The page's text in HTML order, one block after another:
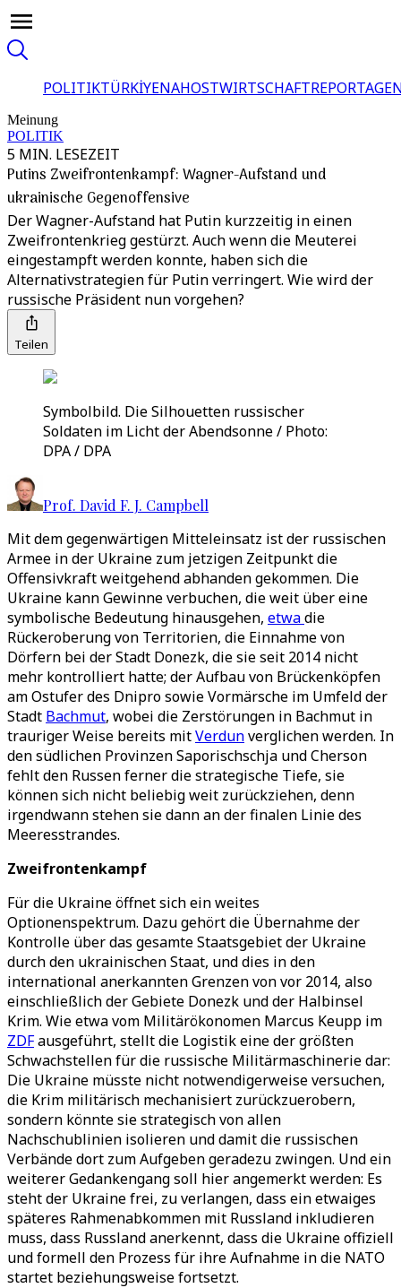
POLITIKTÜRKİYENAHOSTWIRTSCHAFT
Meinung
POLITIK
5 MIN. LESEZEIT
Putins Zweifrontenkampf: Wagner-Aufstand und
ukrainische Gegenoffensive
Der Wagner-Aufstand hat Putin kurzzeitig in einen
Zweifrontenkrieg gestürzt. Auch wenn die Meuterei
eingestampft werden konnte, haben sich die
Alternativstrategien für Putin verringert. Wie wird der
russische Präsident nun vorgehen?
Teilen
Symbolbild. Die Silhouetten russischer
Soldaten im Licht der Abendsonne / Photo:
DPA / DPA
Prof. David F. J. Campbell
Mit dem gegenwärtigen Mitteleinsatz ist der russischen
Armee in der Ukraine zum jetzigen Zeitpunkt die
Offensivkraft weitgehend abhanden gekommen. Die
Ukraine kann Gewinne verbuchen, die weit über eine
symbolische Bedeutung hinausgehen, etwadie
Rückeroberung von Territorien, die Einnahme von
Dörfern bei der Stadt Donezk, die sie seit 2014 nicht
mehr kontrolliert hatte; der Aufbau von Brückenköpfen
am Ostufer des Dnipro sowie Vormärsche im Umfeld der
Stadt Bachmut, wobei die Zerstörungen in Bachmut in
trauriger Weise bereits mitVerdunverglichen werden. In
den südlichen Provinzen Saporischschja und Cherson
fehlt den Russen ferner die strategische Tiefe, sie
können sich nicht beliebig weit zurückziehen, denn
irgendwann stehen sie dann an der finalen Linie des
Meeresstrandes.
Zweifrontenkampf
Für die Ukraine öffnet sich ein weites
Optionenspektrum. Dazu gehört die Übernahme der
Kontrolle über das gesamte Staatsgebiet der Ukraine
durch den ukrainischen Staat, und dies in den
international anerkannten Grenzen von vor 2014, also
einschließlich der Gebiete Donezk und der Halbinsel
Krim. Wie etwa vom Militärökonomen Marcus Keupp im
ZDFausgeführt, stellt die Logistik eine der größten
Schwachstellen für die russische Militärmaschinerie dar:
Die Ukraine müsste nicht notwendigerweise versuchen,
die Krim militärisch mechanisiert zurückzuerobern,
sondern könnte sie strategisch von allen
Nachschublinien isolieren und damit die russischen
Verbände dort zum Aufgeben geradezu zwingen. Und ein
weiterer Gedankengang soll hier angemerkt werden: Es
steht der Ukraine frei, zu verlangen, dass ein etwaiges
späteres Rahmenabkommen mit Russland inkludieren
muss, dass Russland anerkennt, dass die Ukraine offiziell
und formell den Prozess für ihre Aufnahme in die NATO
startet beziehungsweise fortsetzt.